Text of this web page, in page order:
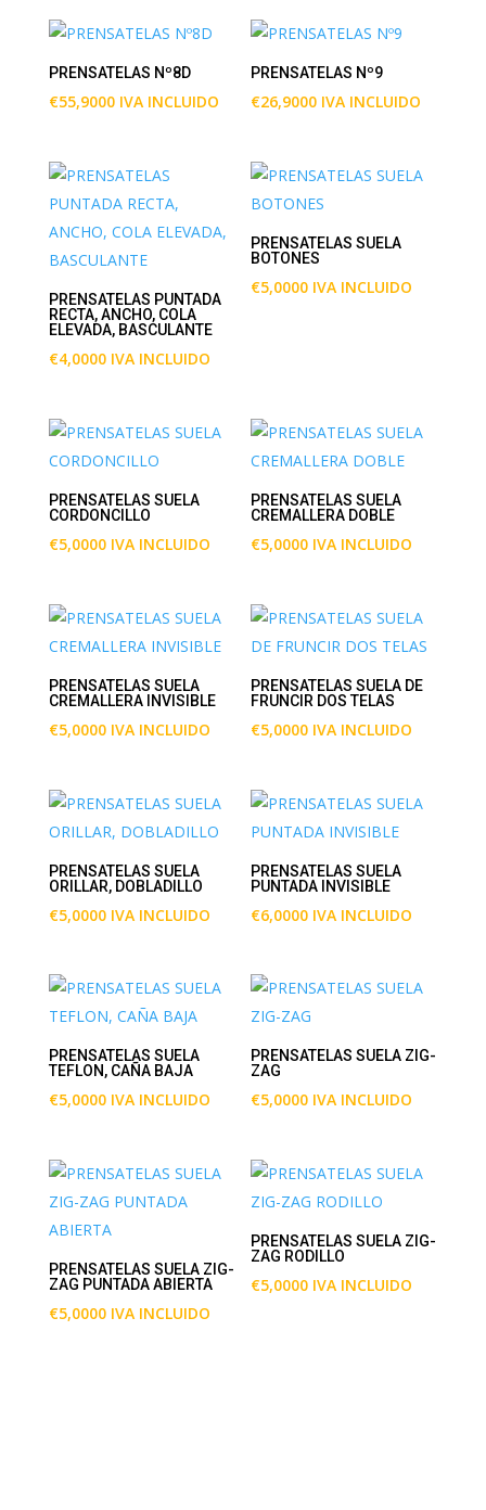
PRENSATELAS Nº8D
€55,9000IVA INCLUIDO
PRENSATELAS Nº9
€26,9000 IVA INCLUIDO
PRENSATELAS PUNTADA
RECTA, ANCHO, COLA
ELEVADA, BASCULANTE
€4,0000IVA INCLUIDO
PRENSATELAS SUELA
BOTONES
€5,0000 IVA INCLUIDO
PRENSATELAS SUELA
CORDONCILLO
€5,0000IVA INCLUIDO
PRENSATELAS SUELA
CREMALLERA DOBLE
€5,0000 IVA INCLUIDO
PRENSATELAS SUELA
CREMALLERA INVISIBLE
€5,0000IVA INCLUIDO
PRENSATELAS SUELA DE
FRUNCIR DOS TELAS
€5,0000 IVA INCLUIDO
PRENSATELAS SUELA
ORILLAR, DOBLADILLO
€5,0000IVA INCLUIDO
PRENSATELAS SUELA
PUNTADA INVISIBLE
€6,0000 IVA INCLUIDO
PRENSATELAS SUELA
TEFLON, CAÑA BAJA
€5,0000IVA INCLUIDO
PRENSATELAS SUELA ZIG-
ZAG
€5,0000 IVA INCLUIDO
PRENSATELAS SUELA ZIG-
ZAG PUNTADA ABIERTA
€5,0000IVA INCLUIDO
PRENSATELAS SUELA ZIG-
ZAG RODILLO
€5,0000 IVA INCLUIDO